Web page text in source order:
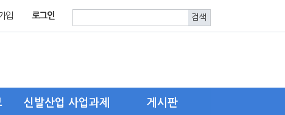
입 로그인
신발산업 사업과제 게시판